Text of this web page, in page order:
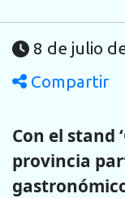
8 de julio
Compartir
Con el stand
provincia